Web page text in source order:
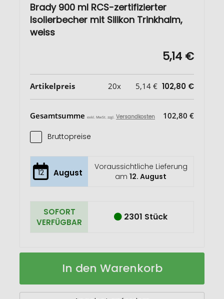
Brady 900 ml RCS-zertifizierter
Isolierbecher mit Silikon Trinkhalm,
weiss
5,14 €
Artikelpreis 20x 5,14 € 102,80 €
Gesamtsumme exkl. MwSt. zzgl. Versandkosten 102,80 €
Bruttopreise
12 August
Voraussichtliche Lieferung
am12. August
SOFORT
VERFÜGBAR
2301 Stück
Brady
RCS-
Auf
In den Warenkorb